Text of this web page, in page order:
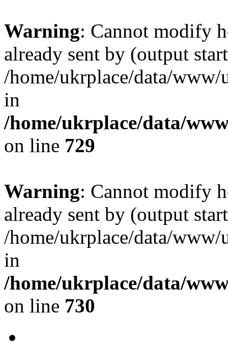
Warning: Cannot modify
already sent by (output
/home/ukrplace/data/
in
/home/ukrplace/data/
on line 729
Warning: Cannot modify
already sent by (output
/home/ukrplace/data/
in
/home/ukrplace/data/
on line 730